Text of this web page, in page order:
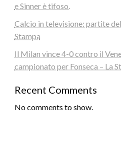
e Sinner è tifoso.
Calcio in televisione: partite
Stampa
Il Milan vince 4-0 contro il
campionato per Fonseca – La
Recent Comments
No comments to show.